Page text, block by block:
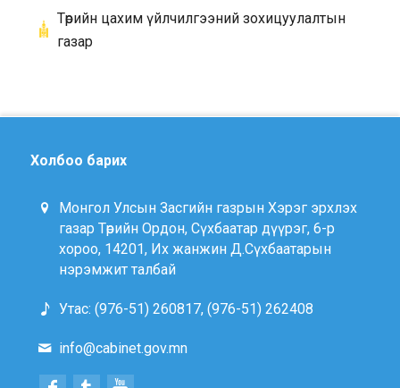
Төрийн цахим үйлчилгээний зохицуулалтын
газар
Холбоо барих
Монгол Улсын Засгийн газрын Хэрэг эрхлэх
газар Төрийн Ордон, Сүхбаатар дүүрэг, 6-р
хороо, 14201, Их жанжин Д.Сүхбаатарын
нэрэмжит талбай
Утас: (976-51) 260817, (976-51) 262408
info@cabinet.gov.mn